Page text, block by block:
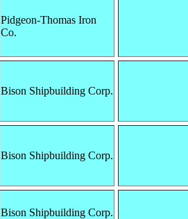
Pidgeon-Thomas Iron
Co.
Bison Shipbuilding Corp.
Bison Shipbuilding Corp.
Bison Shipbuilding Corp.